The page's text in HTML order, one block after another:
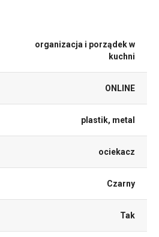
organizacja i porządek w
kuchni
ONLINE
plastik, metal
ociekacz
Czarny
Tak